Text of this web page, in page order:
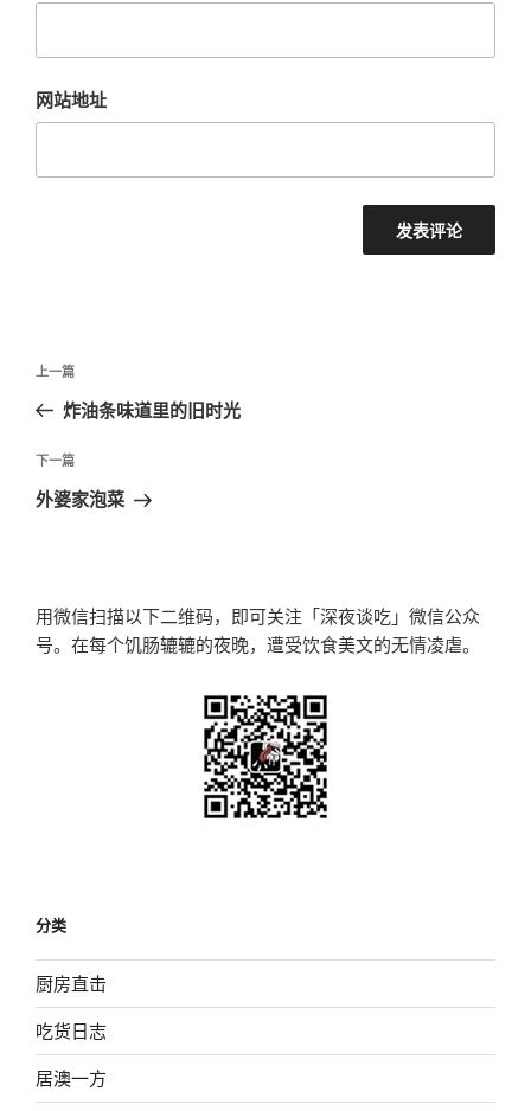
网站地址
文
导
航
上
一
文
章
上一篇
炸油条味道里的旧时光
下
一
下一篇
外婆家泡菜
用微信扫描以下二维码，即可关注「深夜谈吃」微信公众
号。在每个饥肠辘辘的夜晚，遭受饮食美文的无情凌虐。
分类
厨房直击
吃货日志
居澳一方